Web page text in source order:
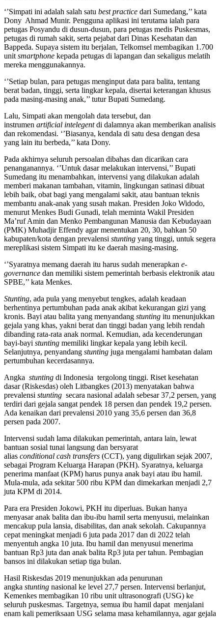
‘’Simpati ini adalah salah satu best practice dari Sumedang,’’ kata
Dony Ahmad Munir. Pengguna aplikasi ini terutama ialah para
petugas Posyandu di dusun-dusun, para petugas medis Puskesmas,
petugas di rumah sakit, serta pejabat dari Dinas Kesehatan dan
Bappeda. Supaya sistem itu berjalan, Telkomsel membagikan 1.700
unit smartphone kepada petugas di lapangan dan sekaligus melatih
mereka menggunakannya.
‘’Setiap bulan, para petugas menginput data para balita, tentang
berat badan, tinggi, serta lingkar kepala, disertai keterangan khusus
pada masing-masing anak,’’ tutur Bupati Sumedang.
Lalu, Simpati akan mengolah data tersebut, dan
instrumen artificial intelegentdi dalamnya akan memberikan analisis
dan rekomendasi. ‘’Biasanya, kendala di satu desa dengan desa
yang lain itu berbeda,’’ kata Dony.
Pada akhirnya seluruh persoalan dibahas dan dicarikan cara
penanganannya. ‘’Untuk dasar melakukan intervensi,’’ Bupati
Sumedang itu menambahkan, intervensi yang dilakukan adalah
memberi makanan tambahan, vitamin, lingkungan satinasi dibuat
lebih baik, obat bagi yang mengalami sakit, atau bantuan teknis
membantu anak-anak yang susah makan. Presiden Joko Widodo,
menurut Menkes Budi Gunadi, telah meminta Wakil Presiden
Ma’ruf Amin dan Menko Pembangunan Manusia dan Kebudayaan
(PMK) Muhadjir Effendy agar menentukan 20, 30, bahkan 50
kabupaten/kota dengan prevalensi stunting yang tinggi, untuk segera
mereplikasi sistem Simpati itu ke daerah masing-masing.
‘’Syaratnya memang daerah itu harus sudah menerapkan e-
governance dan memiliki sistem pemerintah berbasis elektronik atau
SPBE,’’ kata Menkes.
Stunting, ada pula yang menyebut tengkes, adalah keadaan
berhentinya pertumbuhan pada anak akibat kekurangan gizi yang
kronis. Bayi atau balita yang menyandang stunting itu menunjukkan
gejala yang khas, yakni berat dan tinggi badan yang lebih rendah
dibanding rata-rata anak normal. Kemudian, ada kecenderungan
bayi-bayi stunting memiliki lingkar kepala yang lebih kecil.
Selanjutnya, penyandang stunting juga mengalami hambatan dalam
pertumbuhan kecerdasannya.
Angka stunting di Indonesia tergolong tinggi. Riset kesehatan
dasar (Riskesdas) oleh Litbangkes (2013) menyatakan bahwa
prevalensi stunting secara nasional adalah sebesar 37,2 persen, yang
terdiri dari gejala sangat pendek 18 persen dan pendek 19,2 persen.
Ada kenaikan dari prevalensi 2010 yang 35,6 persen dan 36,8
persen pada 2007.
Intervensi sudah lama dilakukan pemerintah, antara lain, lewat
bantuan sosial tunai langsung dan bersyarat
alias conditional cash transfers (CCT), yang digulirkan sejak 2007,
sebagai Program Keluarga Harapan (PKH). Syaratnya, keluarga
penerima manfaat (KPM) harus punya anak bayi atau ibu hamil.
Mula-mula, ada sekitar 500 ribu KPM dan dimekarkan menjadi 2,7
juta KPM di 2014.
Para era Presiden Jokowi, PKH itu diperluas. Bukan hanya
menyasar anak balita dan ibu-ibu hamil serta menyusui, melainkan
mencakup pula lansia, disabilitas, dan anak sekolah. Cakupannya
cepat meningkat menjadi 6 juta pada 2017 dan di 2022 telah
menyentuh angka 10 juta. Ibu hamil dan menyusui menerima
bantuan Rp3 juta dan anak balita Rp3 juta per tahun. Pembagian
bansos ini dilakukan setiap tiga bulan.
Hasil Riskesdas 2019 menunjukkan ada penurunan
angka stunting nasional ke level 27,7 persen. Intervensi berlanjut,
Kemenkes membagikan 10 ribu unit ultrasonografi (USG) ke
seluruh puskesmas. Targetnya, semua ibu hamil dapat menjalani
enam kali pemeriksaan USG selama masa kehamilannya, agar gejala